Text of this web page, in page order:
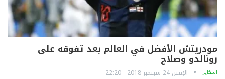
مودريتش الأفضل في العالم بعد تفوقه على
رونالدو وصلاح
آشكاين الإثنين 24 سبتمبر 2018 - 22:20